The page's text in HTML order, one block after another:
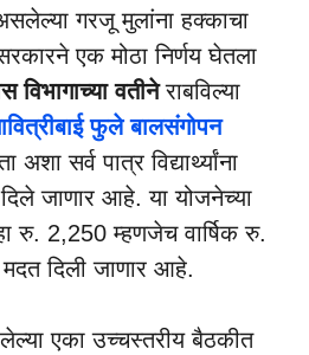
गरजू मुलांना हक्काचा
एक मोठा निर्णय घेतला
विभागाच्या वतीनेराबविल्या
फुले बालसंगोपन
सर्व पात्र विद्यार्थ्यांना
जाणार आहे. या योजनेच्या
रु. 2,250 म्हणजेच वार्षिक रु.
दिली जाणार आहे.
एका उच्चस्तरीय बैठकीत